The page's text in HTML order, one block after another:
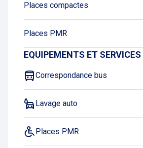
Places compactes
Places PMR
EQUIPEMENTS ET SERVICES
Correspondance bus
Lavage auto
Places PMR